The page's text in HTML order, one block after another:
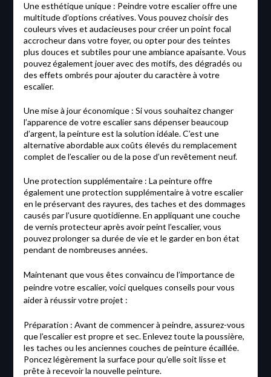
Une esthétique unique : Peindre votre escalier offre une
multitude d’options créatives. Vous pouvez choisir des
couleurs vives et audacieuses pour créer un point focal
accrocheur dans votre foyer, ou opter pour des teintes
plus douces et subtiles pour une ambiance apaisante. Vous
pouvez également jouer avec des motifs, des dégradés ou
des effets ombrés pour ajouter du caractère à votre
escalier.
Une mise à jour économique : Si vous souhaitez changer
l’apparence de votre escalier sans dépenser beaucoup
d’argent, la peinture est la solution idéale. C’est une
alternative abordable aux coûts élevés du remplacement
complet de l’escalier ou de la pose d’un revêtement neuf.
Une protection supplémentaire : La peinture offre
également une protection supplémentaire à votre escalier
en le préservant des rayures, des taches et des dommages
causés par l’usure quotidienne. En appliquant une couche
de vernis protecteur après avoir peint l’escalier, vous
pouvez prolonger sa durée de vie et le garder en bon état
pendant de nombreuses années.
Maintenant que vous êtes convaincu de l’importance de
peindre votre escalier, voici quelques conseils pour vous
aider à réussir votre projet :
Préparation : Avant de commencer à peindre, assurez-vous
que l’escalier est propre et sec. Enlevez toute la poussière,
les taches ou les anciennes couches de peinture écaillée.
Poncez légèrement la surface pour qu’elle soit lisse et
prête à recevoir la nouvelle peinture.